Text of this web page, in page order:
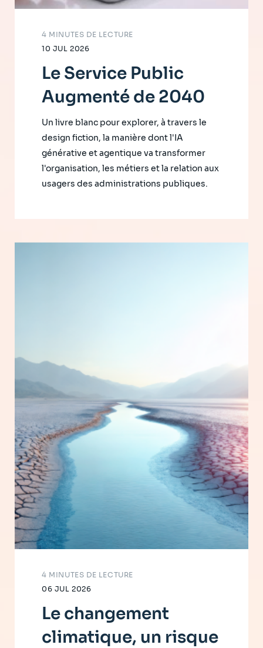
10 JUL 2026
4 MINUTES DE LECTURE
Le Service Public
Augmenté de 2040
Un livre blanc pour explorer, à travers le
design fiction, la manière dont l'IA
générative et agentique va transformer
l'organisation, les métiers et la relation aux
usagers des administrations publiques.
06 JUL 2026
4 MINUTES DE LECTURE
Le changement
climatique, un risque